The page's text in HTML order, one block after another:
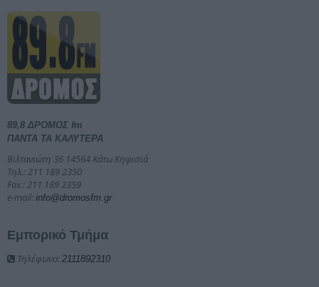
89,8 ΔΡΟΜΟΣ fm
ΠΑΝΤΑ ΤΑ ΚΑΛΥΤΕΡΑ
Βιλτανιώτη 36 14564 Κάτω Κηφισιά
Τηλ.: 211 189 2350
Fax.: 211 189 2359
e-mail: info@dromosfm.gr
Εμπορικό Τμήμα
Τηλέφωνο: 2111892310